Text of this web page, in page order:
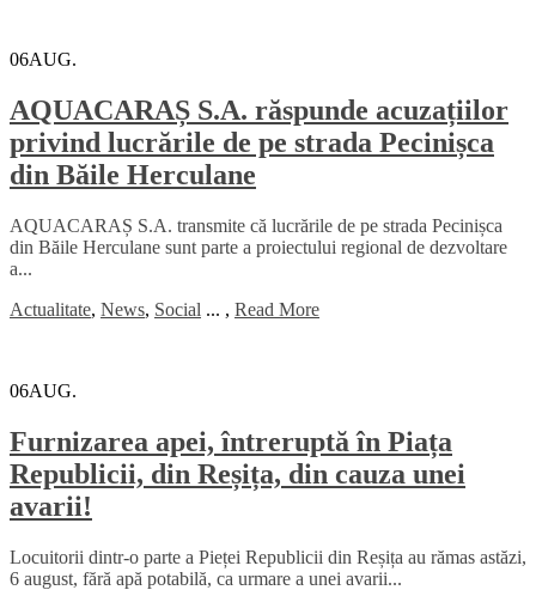
06AUG.
AQUACARAȘ S.A. răspunde acuzațiilor
privind lucrările de pe strada Pecinișca
din Băile Herculane
AQUACARAȘ S.A. transmite că lucrările de pe strada Pecinișca
din Băile Herculane sunt parte a proiectului regional de dezvoltare
a...
Actualitate, News, Social ... , Read More
06AUG.
Furnizarea apei, întreruptă în Piața
Republicii, din Reșița, din cauza unei
avarii!
Locuitorii dintr-o parte a Pieței Republicii din Reșița au rămas astăzi,
6 august, fără apă potabilă, ca urmare a unei avarii...